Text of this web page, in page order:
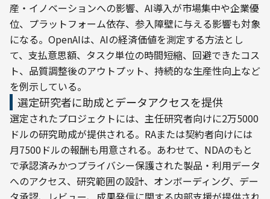
産・イノベーションへの影響、AI導入が市場集中や企業優
位、プラットフォーム依存、参入障壁に与える影響も対象
になる。OpenAIは、AIの経済価値を測定する方法とし
て、支払意思額、タスク単位の時間短縮、回避できたコス
ト、品質調整後のアウトプット、持続的な生産性向上など
を例示している。
選定研究者に助成とデータアクセスを提供
選定されたプロジェクトには、主任研究者向けに2万5000
ドルの研究助成が提供される。RAまたは契約者向けには
月7500ドルの報酬も用意される。あわせて、NDAのもと
で承認済みかつプライバシー保護された製品・利用データ
へのアクセス、研究範囲の設計、オンボーディング、デー